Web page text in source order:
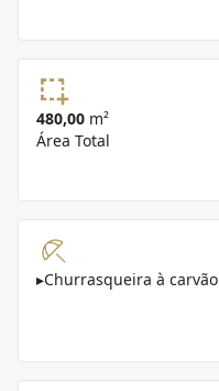
480,00 m²
Área Total
▸Churrasqueira à carvão